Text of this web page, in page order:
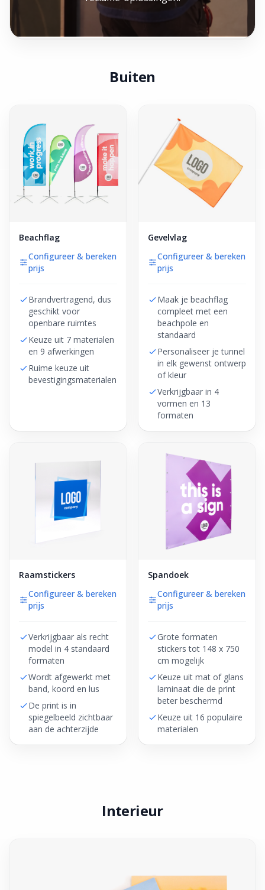
Buiten
Beachflag
Configureer & bereken
prijs
Brandvertragend, dus
geschikt voor
openbare ruimtes
Keuze uit 7 materialen
en 9 afwerkingen
Ruime keuze uit
bevestigingsmaterialen
Gevelvlag
Configureer & bereken
prijs
Maak je beachflag
compleet met een
beachpole en
standaard
Personaliseer je tunnel
in elk gewenst ontwerp
of kleur
Verkrijgbaar in 4
vormen en 13
formaten
Raamstickers
Configureer & bereken
prijs
Verkrijgbaar als recht
model in 4 standaard
formaten
Wordt afgewerkt met
band, koord en lus
De print is in
spiegelbeeld zichtbaar
aan de achterzijde
Spandoek
Configureer & bereken
prijs
Grote formaten
stickers tot 148 x 750
cm mogelijk
Keuze uit mat of glans
laminaat die de print
beter beschermd
Keuze uit 16 populaire
materialen
Interieur